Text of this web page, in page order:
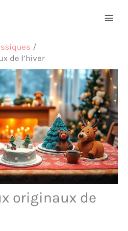
de l’hiver
originaux de